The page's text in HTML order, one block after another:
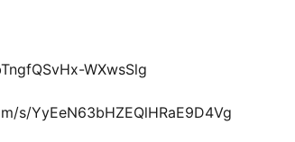
WXwsSlg
s/YyEeN63bHZEQlHRaE9D4Vg